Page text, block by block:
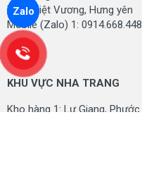
Triệu Việt Vương, Hưng yên
Mobile (Zalo) 1: 0914.668.448
KHU VỰC NHA TRANG
Kho hàng 1: Lư Giang, Phước
Zalo